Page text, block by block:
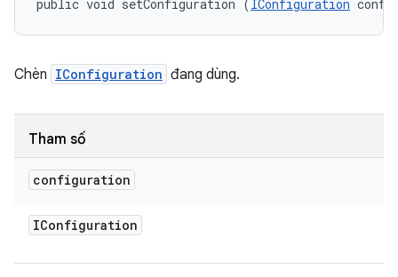
public void setConfiguration (IConfiguration
Chèn IConfiguration đang dùng.
Tham số
configuration
IConfiguration